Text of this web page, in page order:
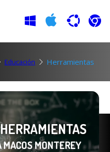
Educación Herramientas
MACOS MONTEREY